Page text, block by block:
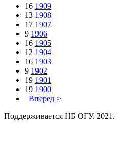
16 1909
13 1908
17 1907
9 1906
16 1905
12 1904
16 1903
9 1902
19 1901
19 1900
Вперед >
Поддерживается НБ ОГУ. 2021.